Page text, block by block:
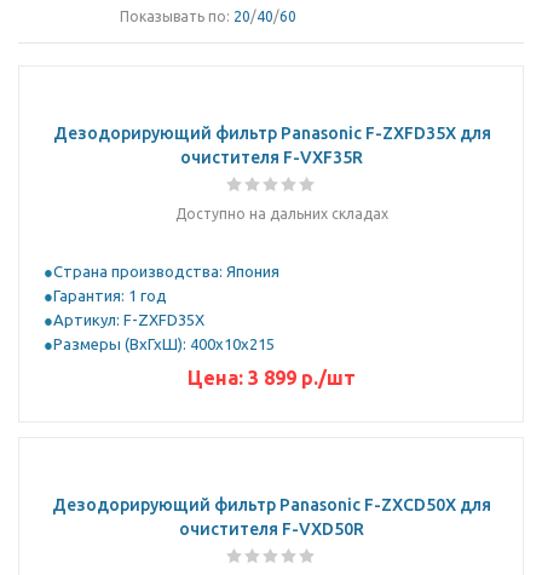
Показывать по: 20/40/60
Дезодорирующий фильтр Panasonic F-ZXFD35X для
очистителя F-VXF35R
Доступно на дальних складах
Страна производства: Япония
Гарантия: 1 год
Артикул: F-ZXFD35X
Размеры (ВхГхШ): 400х10х215
Цена: 3 899 р./шт
Дезодорирующий фильтр Panasonic F-ZXCD50X для
очистителя F-VXD50R